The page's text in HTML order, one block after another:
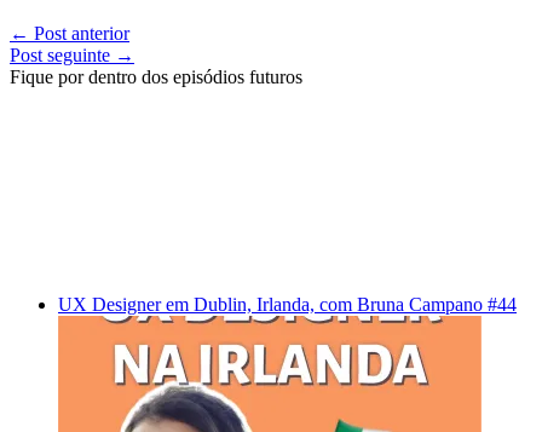
← Post anterior
Post seguinte →
Fique por dentro dos episódios futuros
UX Designer em Dublin, Irlanda, com Bruna Campano #44